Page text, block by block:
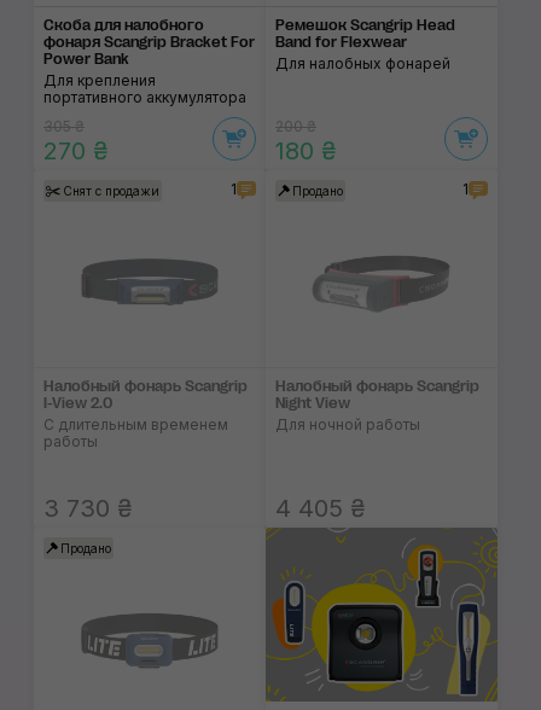
Скоба для налобного
фонаря Scangrip Bracket For
Power Bank
Для крепления
портативного аккумулятора
305 ₴
270 ₴
Ремешок Scangrip Head
Band for Flexwear
Для налобных фонарей
200 ₴
180 ₴
Снят с продажи 1
Налобный фонарь Scangrip
I-View 2.0
С длительным временем
работы
3 730 ₴
Продано 1
Налобный фонарь Scangrip
Night View
Для ночной работы
4 405 ₴
Продано